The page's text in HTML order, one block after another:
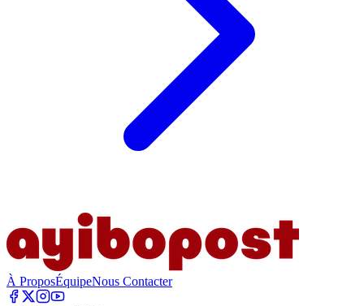
À ProposÉquipeNous Contacter